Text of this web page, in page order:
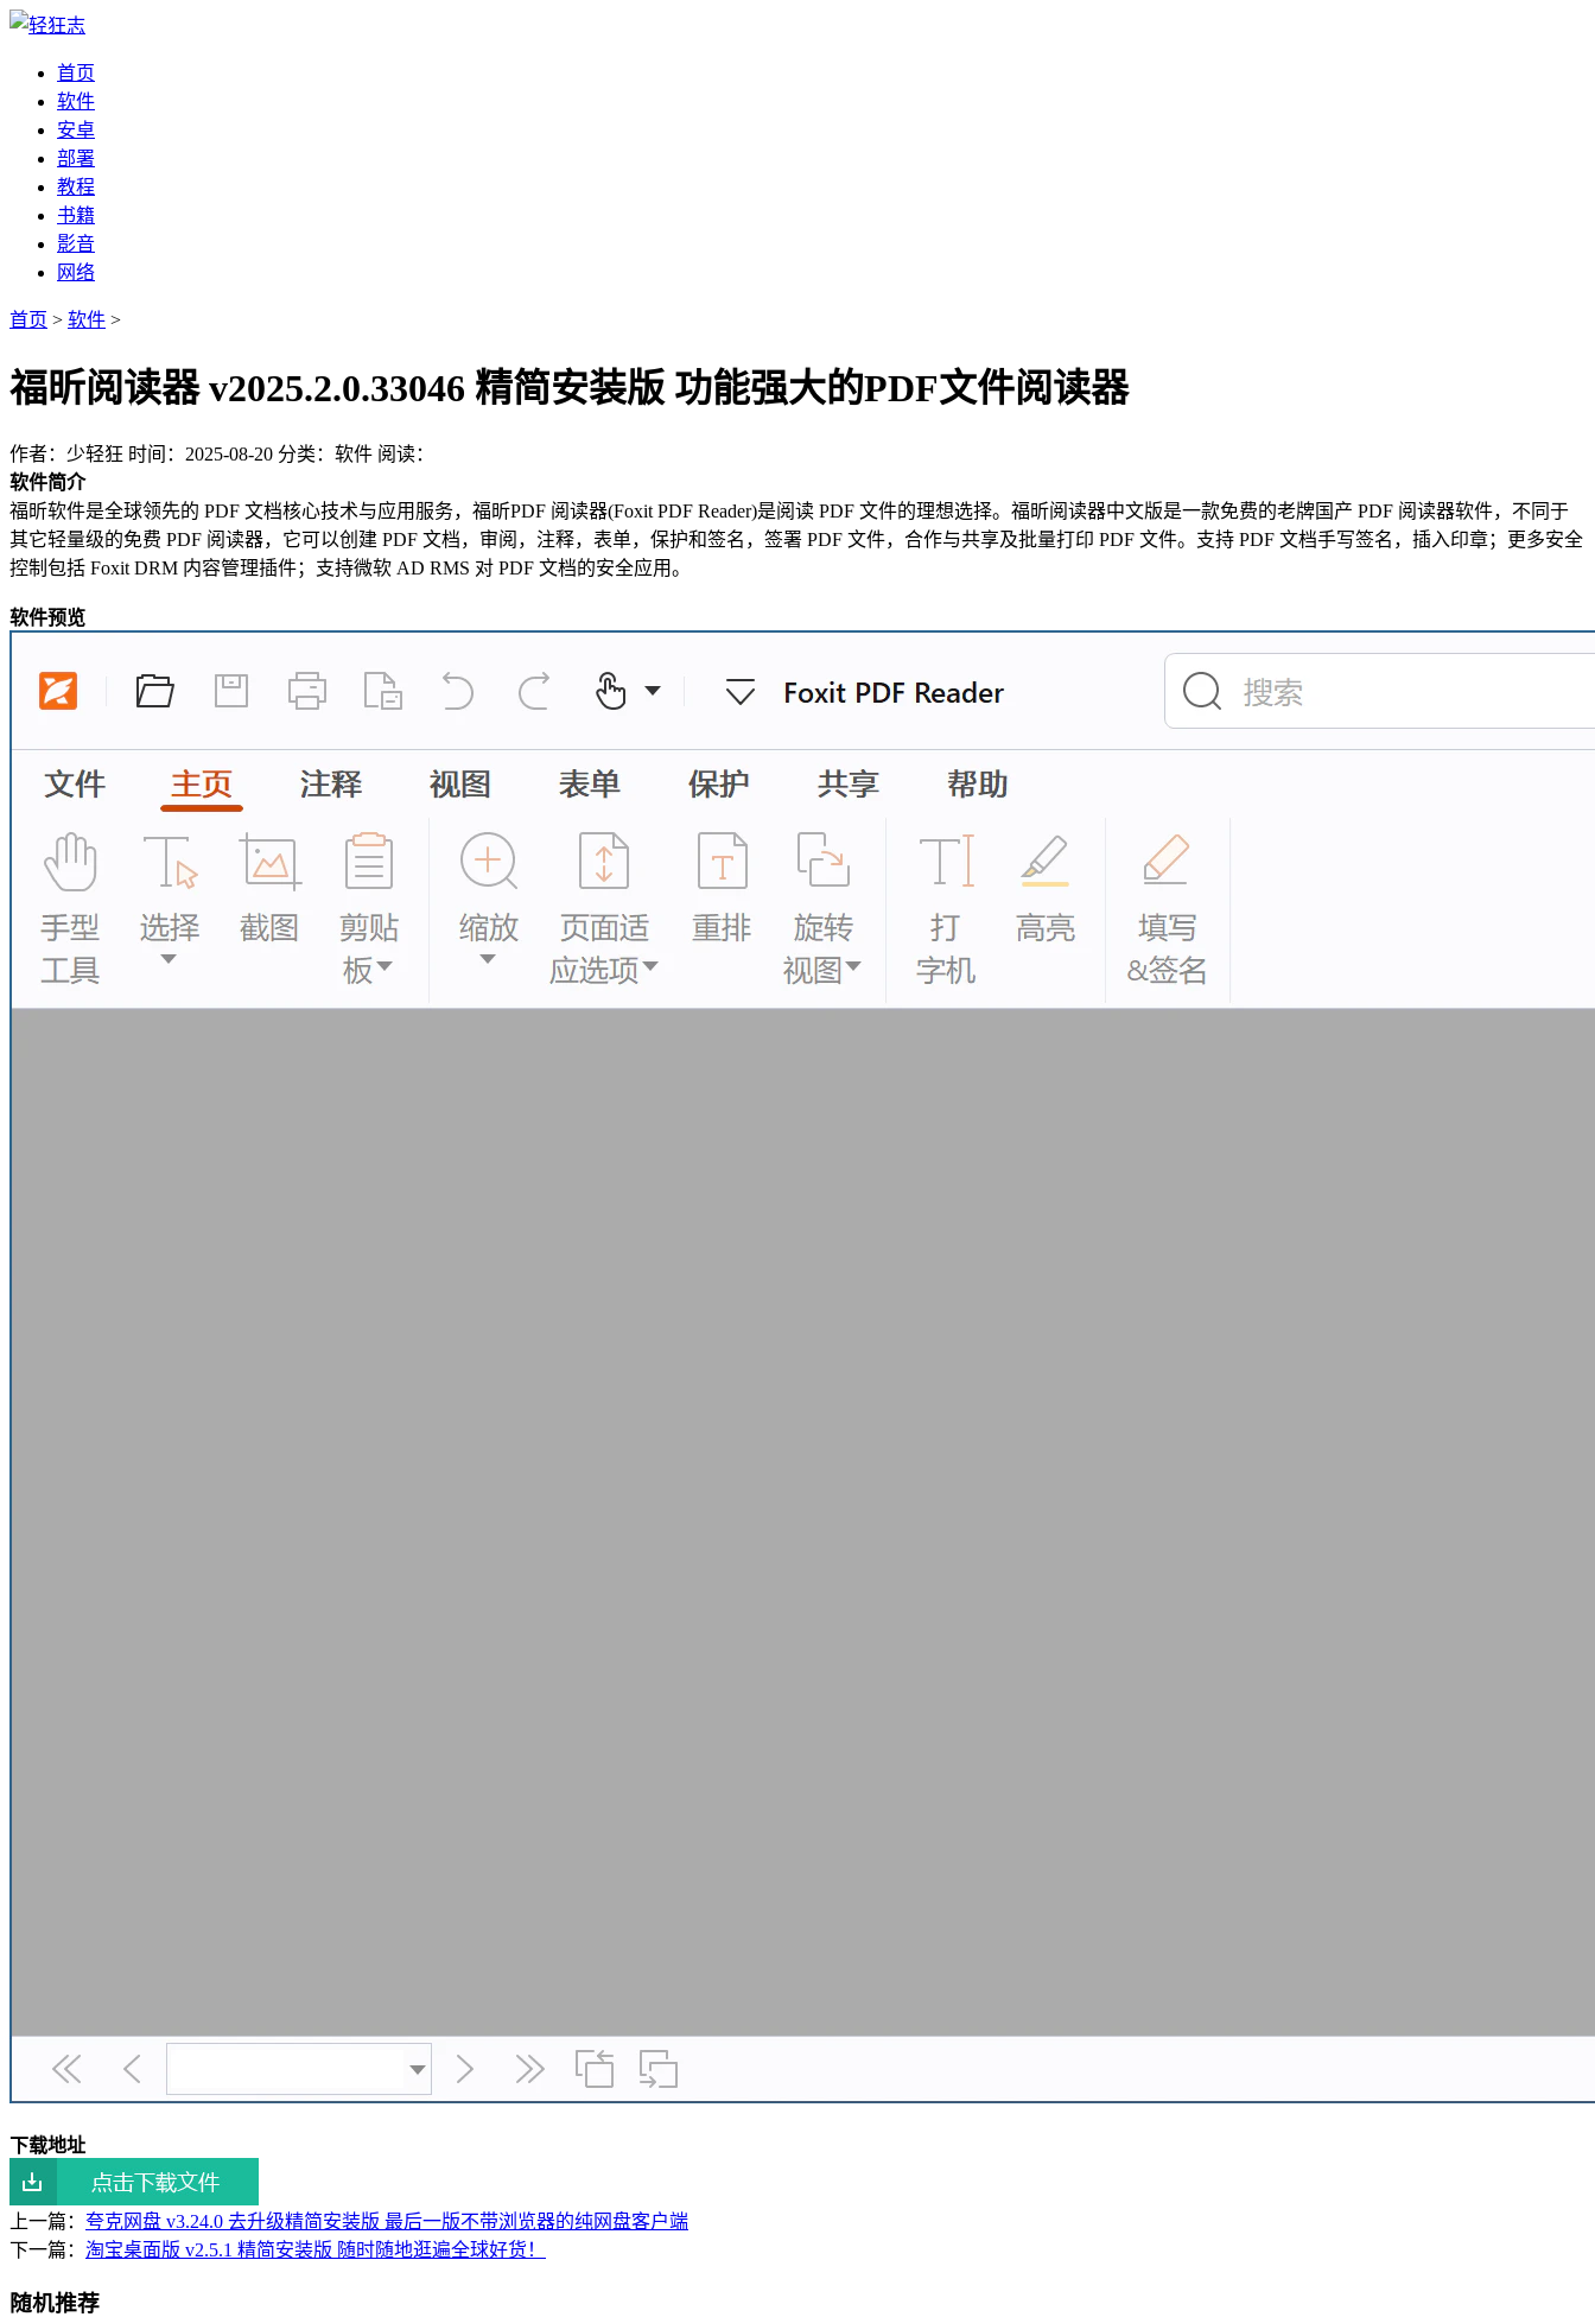
首页
软件
安卓
部署
教程
书籍
影音
网络
首页 > 软件 >
福昕阅读器 v2025.2.0.33046 精简安装版 功能强大的PDF文件阅读器
作者：少轻狂 时间：2025-08-20 分类：软件 阅读：
软件简介
福昕软件是全球领先的 PDF 文档核心技术与应用服务，福昕PDF 阅读器(Foxit PDF Reader)是阅读 PDF 文件的理想选择。福昕阅读器中文版是一款免费的老牌国产 PDF 阅读器软件，不同于
其它轻量级的免费 PDF 阅读器，它可以创建 PDF 文档，审阅，注释，表单，保护和签名，签署 PDF 文件，合作与共享及批量打印 PDF 文件。支持 PDF 文档手写签名，插入印章；更多安全
控制包括 Foxit DRM 内容管理插件；支持微软 AD RMS 对 PDF 文档的安全应用。
软件预览
下载地址
上一篇： 夸克网盘 v3.24.0 去升级精简安装版 最后一版不带浏览器的纯网盘客户端
下一篇： 淘宝桌面版 v2.5.1 精简安装版 随时随地逛遍全球好货！
随机推荐